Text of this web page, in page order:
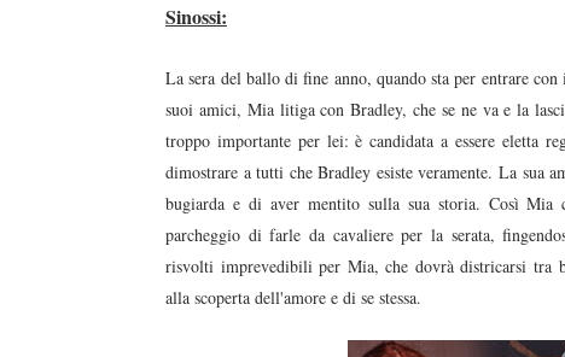
Sinossi:
La sera del ballo di fine anno, quando sta per entrare
suoi amici, Mia litiga con Bradley, che se ne va e la
troppo importante per lei: è candidata a essere eletta
dimostrare a tutti che Bradley esiste veramente. La sua
bugiarda e di aver mentito sulla sua storia. Così Mia
parcheggio di farle da cavaliere per la serata,
risvolti imprevedibili per Mia, che dovrà districarsi tra
alla scoperta dell'amore e di se stessa.